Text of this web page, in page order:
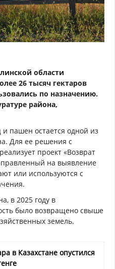
области
26 тысяч гектаров
по назначению.
района,
пашен остается одной из
Для ее решения с
проект «Возврат
на выявление
или используются с
в 2025 году в
было возвращено свыше
земель.
в Казахстане опустился